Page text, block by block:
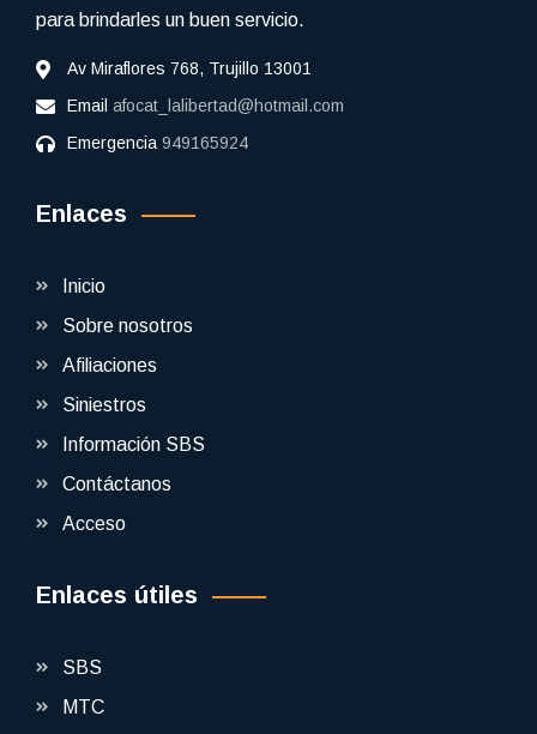
para brindarles un buen servicio.
Av Miraflores 768, Trujillo 13001
Email afocat_lalibertad@hotmail.com
Emergencia 949165924
Enlaces
Inicio
Sobre nosotros
Afiliaciones
Siniestros
Información SBS
Contáctanos
Acceso
Enlaces útiles
SBS
MTC